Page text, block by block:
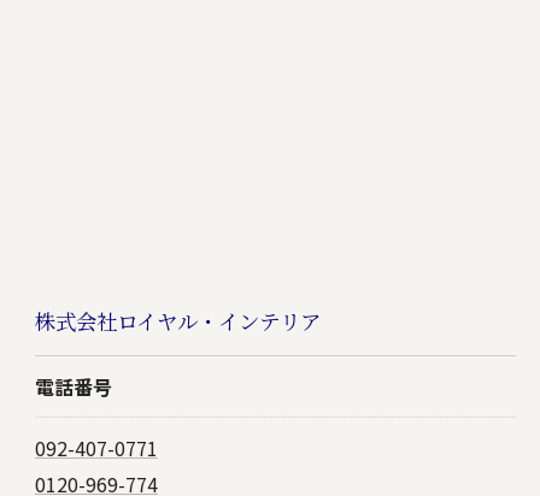
株式会社ロイヤル・インテリア
電話番号
092-407-0771
0120-969-774